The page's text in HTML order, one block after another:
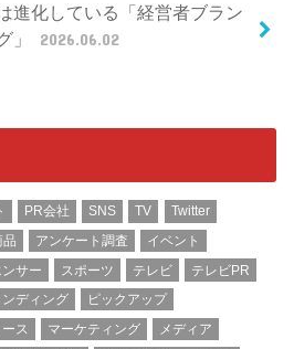
進化している「経営者ブラン
」
2026.06.02
PR会社 SNS TV
Twitter
品 アンケート調査
イベント
サー スポーツ テレビ
テレビPR
ディング
ピックアップ
ス マーケティング
メディア